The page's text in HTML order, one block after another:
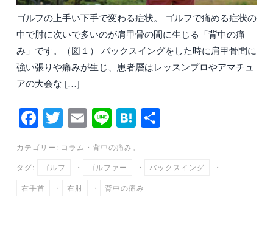
ゴルフの上手い下手で変わる症状。 ゴルフで痛める症状の
中で肘に次いで多いのが肩甲骨の間に生じる「背中の痛
み」です。（図１） バックスイングをした時に肩甲骨間に
強い張りや痛みが生じ、患者層はレッスンプロやアマチュ
アの大会な […]
Fa
ce
bo
ok
T
tte
r
E
m
ail
Li
ne
H
a
カテゴリー: コラム ・ 背中の痛み。
タグ: ゴルフ ・ ゴルファー ・ バックスイング ・
右手首 ・ 右肘 ・ 背中の痛み